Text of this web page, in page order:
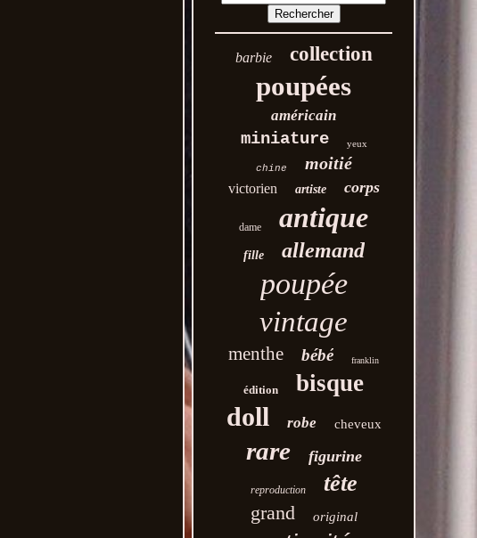
barbie collection
poupées
américain
miniature yeux
chine moitié
victorien artiste corps
dame antique
fille allemand
poupée
vintage
menthe bébé franklin
édition bisque
doll robe cheveux
rare figurine
reproduction tête
grand original